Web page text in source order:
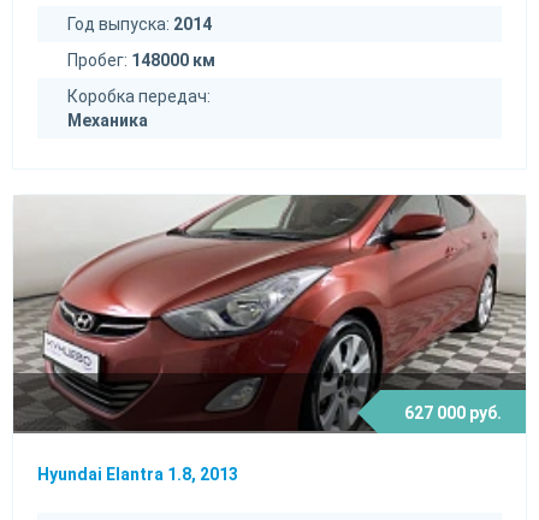
Год выпуска: 2014
Пробег: 148000 км
Коробка передач:
Механика
627 000 руб.
Hyundai Elantra 1.8, 2013